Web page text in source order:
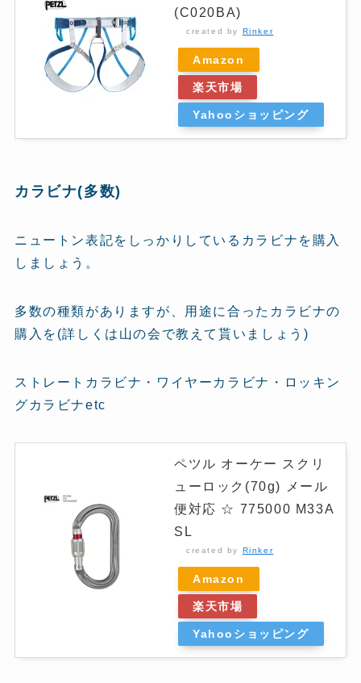
(C020BA)
created by Rinker
Amazon
楽天市場
Yahooショッピング
カラビナ(多数)
ニュートン表記をしっかりしているカラビナを購入
しましょう。
多数の種類がありますが、用途に合ったカラビナの
購入を(詳しくは山の会で教えて貰いましょう)
ストレートカラビナ・ワイヤーカラビナ・ロッキン
グカラビナetc
ペツル オーケー スクリ
ューロック(70g) メール
便対応 ☆ 775000 M33A
SL
created by Rinker
Amazon
楽天市場
Yahooショッピング